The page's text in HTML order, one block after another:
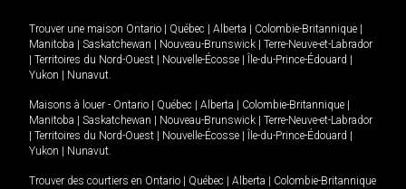
Trouver une maison Ontario Québec Alberta Colombie-Britannique
Manitoba
Saskatchewan Nouveau-Brunswick
Terre-Neuve-et-Labrador
Territoires du Nord-Ouest Nouvelle-Écosse Île-du-Prince-Édouard
Yukon
Nunavut.
Maisons à louer - Ontario Québec Alberta Colombie-Britannique
Manitoba
Saskatchewan Nouveau-Brunswick
Terre-Neuve-et-Labrador
Territoires du Nord-Ouest Nouvelle-Écosse Île-du-Prince-Édouard
Yukon
Nunavut.
Trouver des courtiers en Ontario Québec Alberta
Colombie-Britannique